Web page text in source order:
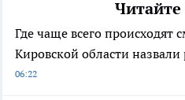
Где чаще всего происходят
Кировской области
06:22